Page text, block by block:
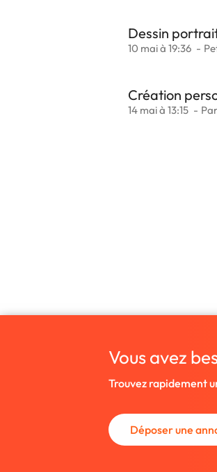
Dessin
10 mai à 19:36
Création
14 mai à 13:15
Vous avez
Trouvez rapidement
Déposer une